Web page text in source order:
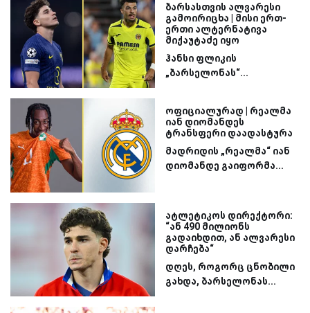
ბარსასთვის ალვარესი
გამოირიცხა | მისი ერთ-
ერთი ალტერნატივა
მიქაუტაძე იყო
ჰანსი ფლიკის
„ბარსელონას“...
ოფიციალურად | რეალმა
იან დიომანდეს
ტრანსფერი დაადასტურა
მადრიდის „რეალმა“ იან
დიომანდე გაიფორმა...
ატლეტიკოს დირექტორი:
“ან 490 მილიონს
გადაიხდით, ან ალვარესი
დარჩება“
დღეს, როგორც ცნობილი
გახდა, ბარსელონას...